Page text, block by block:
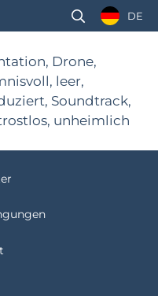
DE
Drone,
leer,
Soundtrack,
unheimlich